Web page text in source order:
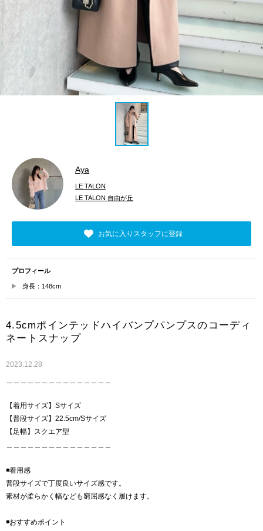
Aya
LE TALON
LE TALON 自由が丘
お気に入りスタッフに登録
プロフィール
身長：148cm
4.5cmポインテッドハイバンプパンプスのコーディ
ネートスナップ
2023.12.28
【着用サイズ】Sサイズ
【普段サイズ】22.5cm/Sサイズ
【足幅】スクエア型
◾️着用感
普段サイズで丁度良いサイズ感です。
素材が柔らかく幅なども窮屈感なく履けます。
◾️おすすめポイント